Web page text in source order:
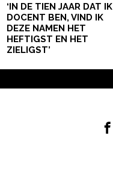
‘IN DE TIEN JAAR DAT IK
DOCENT BEN, VIND IK
DEZE NAMEN HET
HEFTIGST EN HET
ZIELIGST’